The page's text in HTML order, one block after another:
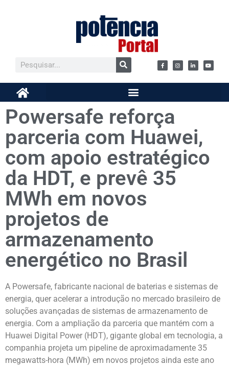
Powersafe reforça
parceria com Huawei,
com apoio estratégico
da HDT, e prevê 35
MWh em novos
projetos de
armazenamento
energético no Brasil
A Powersafe, fabricante nacional de baterias e sistemas de
energia, quer acelerar a introdução no mercado brasileiro de
soluções avançadas de sistemas de armazenamento de
energia. Com a ampliação da parceria que mantém com a
Huawei Digital Power (HDT), gigante global em tecnologia, a
companhia projeta um pipeline de aproximadamente 35
megawatts-hora (MWh) em novos projetos ainda este ano